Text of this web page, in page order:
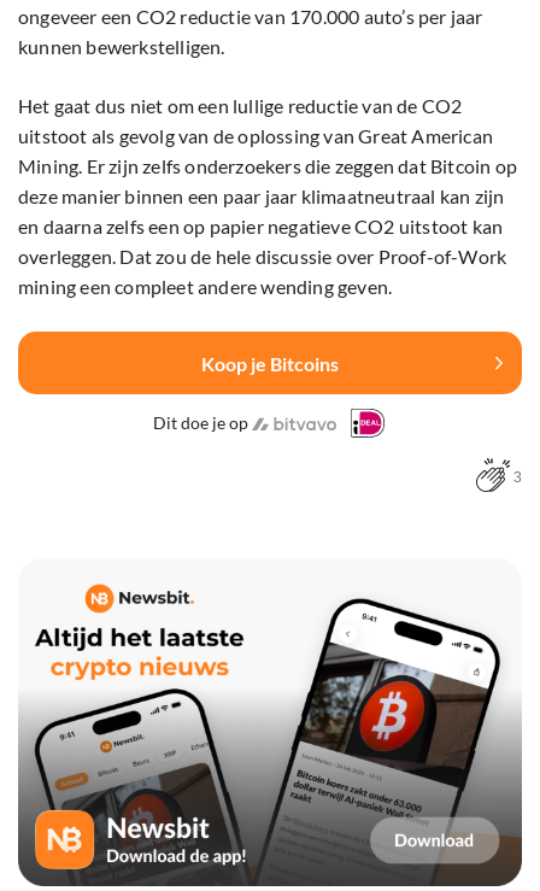
ongeveer een CO2 reductie van 170.000 auto’s per jaar
kunnen bewerkstelligen.
Het gaat dus niet om een lullige reductie van de CO2
uitstoot als gevolg van de oplossing van Great American
Mining. Er zijn zelfs onderzoekers die zeggen dat Bitcoin op
deze manier binnen een paar jaar klimaatneutraal kan zijn
en daarna zelfs een op papier negatieve CO2 uitstoot kan
overleggen. Dat zou de hele discussie over Proof-of-Work
mining een compleet andere wending geven.
Koop je Bitcoins
Dit doe je op
3